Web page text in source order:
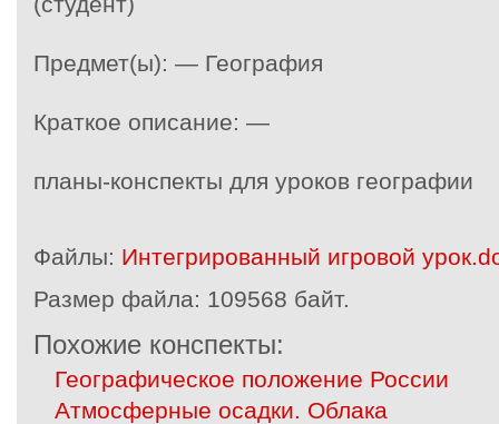
Предмет(ы): — География
Краткое описание: —
планы-конспекты для уроков географии
Файлы: Интегрированный игровой
Размер файла: 109568 байт.
Похожие конспекты:
Географическое положение России
Атмосферные осадки. Облака